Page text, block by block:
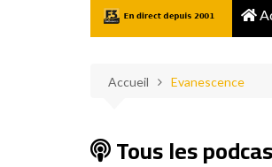
Accueil Evanescence
Tous les